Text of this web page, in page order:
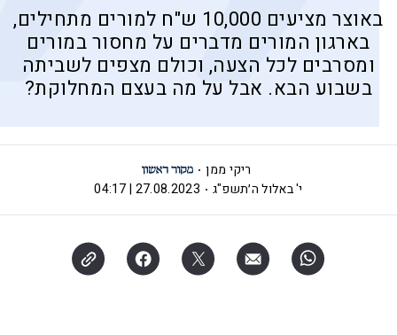
באוצר מציעים 10,000 ש"ח למורים מתחילים,
בארגון המורים מדברים על מחסור במורים
ומסרבים לכל הצעה, וכולם מצפים לשביתה
בשבוע הבא. אבל על מה בעצם המחלוקת?
ריקי ממן
י' באלול ה׳תשפ"ג
27.08.2023 | 04:17